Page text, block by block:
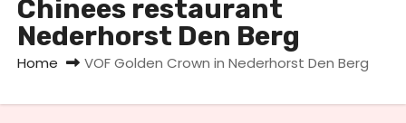
Chinees restaurant
Nederhorst Den Berg
Home VOF Golden Crown in Nederhorst Den Berg